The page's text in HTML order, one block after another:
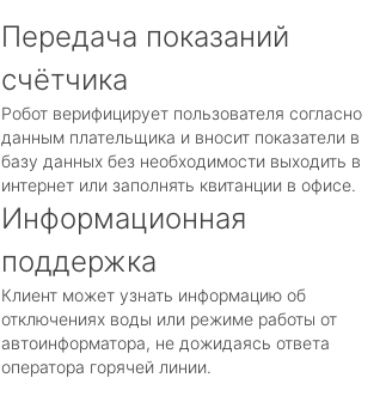
Передача показаний
счётчика
Робот верифицирует пользователя согласно
данным плательщика и вносит показатели в
базу данных без необходимости выходить в
интернет или заполнять квитанции в офисе.
Информационная
поддержка
Клиент может узнать информацию об
отключениях воды или режиме работы от
автоинформатора, не дожидаясь ответа
оператора горячей линии.